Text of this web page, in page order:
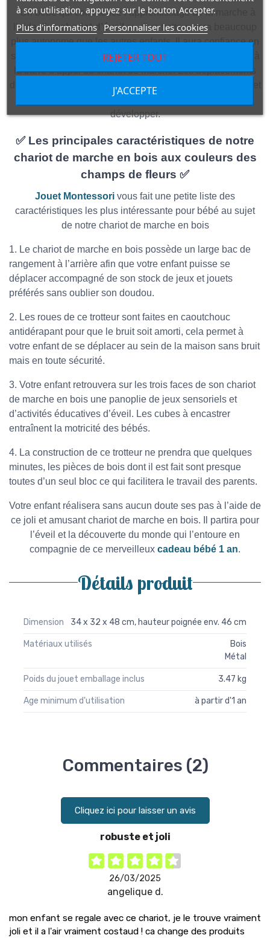
à son utilisation, appuyez sur le bouton Accepter.
Plus d'informations Personnaliser les cookies
REJETER TOUT
J'ACCEPTE
Un bébé qui commence l’apprentissage de la marche à
l’aide d’unchariot d’éveilou d’un trotteur sera beaucoup
plus autonome que les autres enfants. Il aura confiance en
ses mouvements du fait qu’il se sentira en sécurité grâce à
la barre d’appui du chariot de marche. Les déplacements
dans la maison seront facilités et les moments d’activités et
de jeux aideront la motricité fine de votre enfant à se
développer.
✅ Les principales caractéristiques de notre
chariot de marche en bois aux couleurs des
champs de fleurs ✅
Jouet Montessori vous fait une petite liste des
caractéristiques les plus intéressante pour bébé au sujet
de notre chariot de marche en bois
1. Le chariot de marche en bois possède un large bac de
rangement à l’arrière afin que votre enfant puisse se
déplacer accompagné de son stock de jeux et jouets
préférés sans oublier son doudou.
2. Les roues de ce trotteur sont faites en caoutchouc
antidérapant pour que le bruit soit amorti, cela permet à
votre enfant de se déplacer au sein de la maison sans bruit
mais en toute sécurité.
3. Votre enfant retrouvera sur les trois faces de son chariot
de marche en bois une panoplie de jeux sensoriels et
d’activités éducatives d’éveil. Les cubes à encastrer
entraînent la motricité des bébés.
4. La construction de ce trotteur ne prendra que quelques
minutes, les pièces de bois dont il est fait sont presque
toutes d’un seul bloc ce qui facilitera le travail des parents.
Votre enfant réalisera sans aucun doute ses pas à l’aide de
ce joli et amusant chariot de marche en bois. Il partira pour
l’éveil et la découverte du monde qui l’entoure en
compagnie de ce merveilleux cadeau bébé 1 an.
Détails produit
Dimension 34 x 32 x 48 cm, hauteur poignée env. 46 cm
Matériaux utilisés
Bois
Métal
Poids du jouet emballage inclus 3.47 kg
Age minimum d'utilisation à partir d'1 an
Commentaires (2)
Cliquez ici pour laisser un avis
robuste et joli
26/03/2025
angelique d.
mon enfant se regale avec ce chariot, je le trouve vraiment
joli et il a l'air vraiment costaud ! ca change des produits